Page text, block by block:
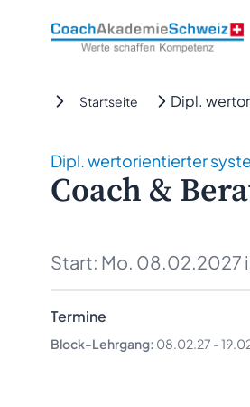
CoachAkademieSchweiz
Startseite Dipl.
Dipl. wertorientierter
Coach &
Start: Mo. 08.02.2027
Termine
Block-Lehrgang: 08.02.27 -